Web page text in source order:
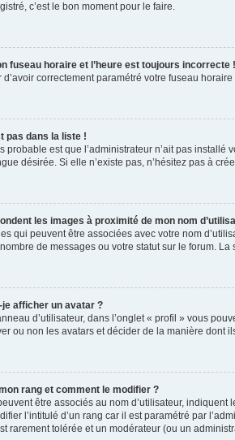
c’est le bon moment pour le faire.
fuseau horaire et l’heure est toujours incorrecte !
d’avoir correctement paramétré votre fuseau
pas dans la liste !
probable est que l’administrateur n’ait pas
désirée. Si elle n’existe pas, n’hésitez pas à
les images à proximité de mon nom
qui peuvent être associées avec votre nom
de messages ou votre statut sur le forum.
afficher un avatar ?
d’utilisateur, dans l’onglet « profil » vous
ou non les avatars et décider de la manière dont
rang et comment le modifier ?
être associés au nom d’utilisateur,
l’intitulé d’un rang car il est paramétré par
rarement tolérée et un modérateur (ou un